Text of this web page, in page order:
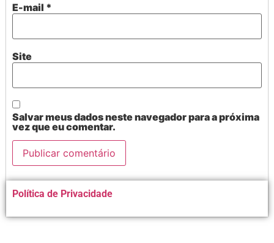
E-mail *
Site
Salvar meus dados neste navegador para a próxima
vez que eu comentar.
Alternative:
Política de Privacidade